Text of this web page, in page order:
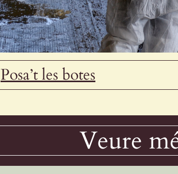
Posa’t les botes
Veure